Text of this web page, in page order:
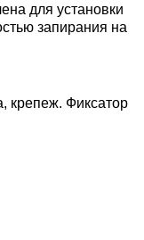
для установки
запирания на
крепеж. Фиксатор